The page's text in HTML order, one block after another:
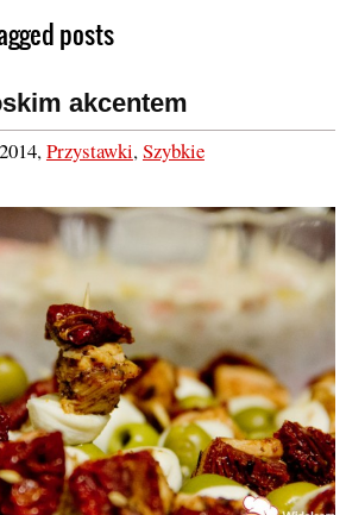
posts
akcentem
,Przystawki,Szybkie